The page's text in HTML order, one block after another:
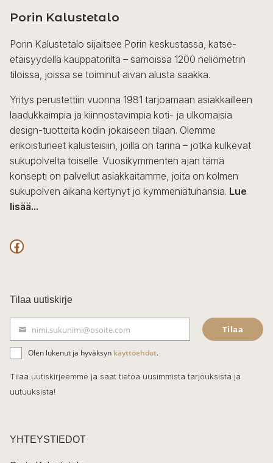
Porin Kalustetalo
Porin Kalustetalo sijaitsee Porin keskustassa, katse-
etäisyydellä kauppatorilta – samoissa 1200 neliömetrin
tiloissa, joissa se toiminut aivan alusta saakka.
Yritys perustettiin vuonna 1981 tarjoamaan asiakkailleen
laadukkaimpia ja kiinnostavimpia koti- ja ulkomaisia
design-tuotteita kodin jokaiseen tilaan. Olemme
erikoistuneet kalusteisiin, joilla on tarina – jotka kulkevat
sukupolvelta toiselle. Vuosikymmenten ajan tämä
konsepti on palvellut asiakkaitamme, joita on kolmen
sukupolven aikana kertynyt jo kymmeniätuhansia. Lue
lisää...
F
c
e
b
o
o
k
Tilaa uutiskirje
ä
h
k
t
nimi.sukunimi@osoite.com Tilaa
Olen lukenut ja hyväksyn käyttöehdot.
Tilaa uutiskirjeemme ja saat tietoa uusimmista tarjouksista ja
uutuuksista!
YHTEYSTIEDOT